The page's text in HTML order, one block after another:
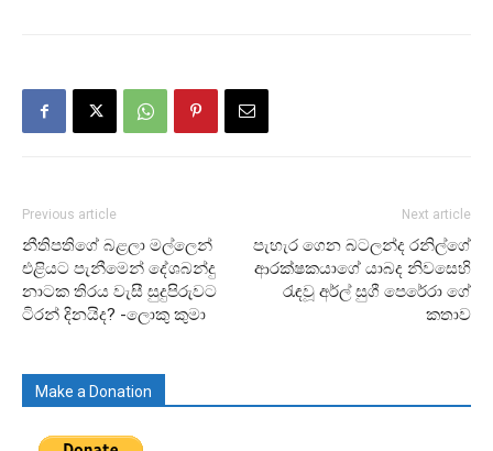
Previous article
නීතිපතිගේ බළලා මල්ලෙන්
එළියට පැනීමෙන් දේශබන්දු
නාටක තිරය වැසී සුදුපිරුවට
ටිරන් දිනයිද? -ලොකු කුමා
Next article
පැහැර ගෙන බටලන්ද රනිල්ගේ
ආරක්ෂකයාගේ යාබද නිවසෙහි
රැඳවූ අර්ල් සුගී පෙරේරා ගේ
කතාව
Make a Donation